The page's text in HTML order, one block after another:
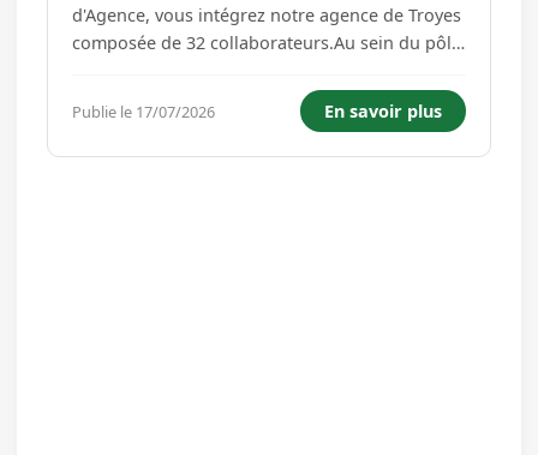
d'Agence, vous intégrez notre agence de Troyes
composée de 32 collaborateurs.Au sein du pôle
gestion d'un portefeuille de sociétés et
accompagnez les dirigeants dans leurs
problématiques juridiques couran...
Publie le 17/07/2026 En savoir plus